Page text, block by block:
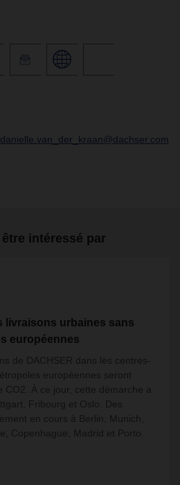
danielle.van_der_kraan@dachser.com
intéressé par
livraisons urbaines sans
européennes
de DACHSER dans les centres-
européennes seront
À ce jour, cette démarche a
Fribourg et Oslo. Des
en cours à Berlin, Munich,
Copenhague, Madrid et Porto.